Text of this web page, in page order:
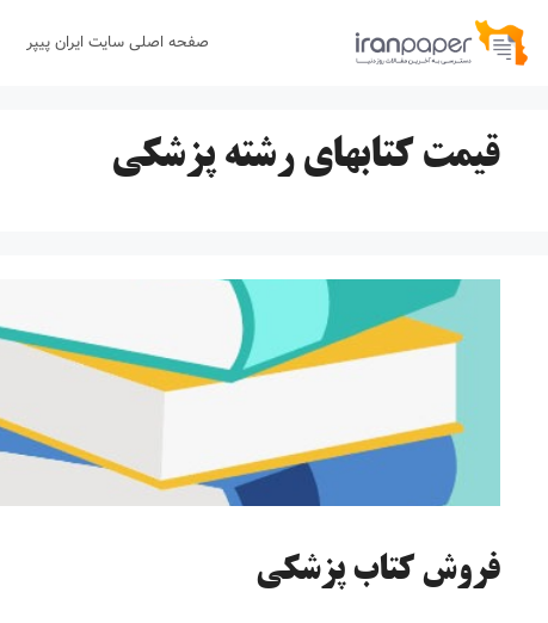
پرش
صفحه اصلی سایت ایران پیپر
قیمت کتابهای رشته پزشکی
فروش کتاب پزشکی